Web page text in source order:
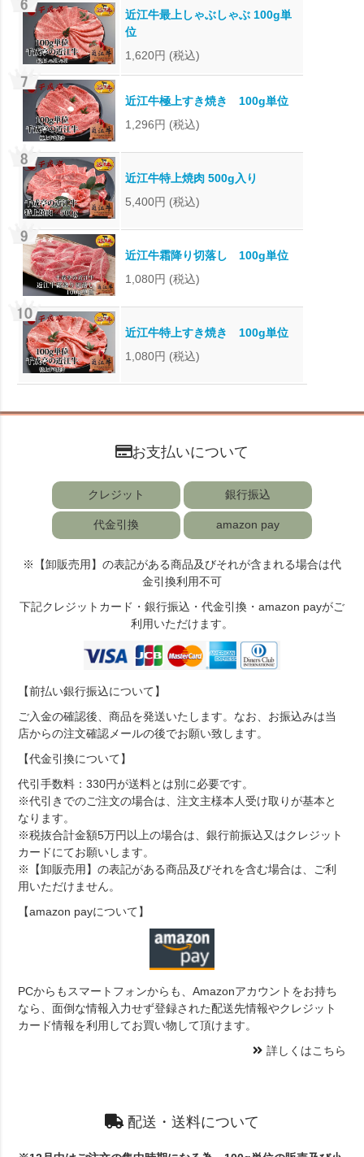
近江牛最上しゃぶしゃぶ 100g単
位
1,620円 (税込)
近江牛極上すき焼き 100g単位
1,296円 (税込)
近江牛特上焼肉 500g入り
5,400円 (税込)
近江牛霜降り切落し 100g単位
1,080円 (税込)
近江牛特上すき焼き 100g単位
1,080円 (税込)
お支払いについて
クレジット 銀行振込
代金引換 amazon pay
※【卸販売用】の表記がある商品及びそれが含まれる場合は代
金引換利用不可
下記クレジットカード・銀行振込・代金引換・amazon payがご
利用いただけます。
【前払い銀行振込について】
ご入金の確認後、商品を発送いたします。なお、お振込みは当
店からの注文確認メールの後でお願い致します。
【代金引換について】
代引手数料：330円が送料とは別に必要です。
※代引きでのご注文の場合は、注文主様本人受け取りが基本と
なります。
※税抜合計金額5万円以上の場合は、銀行前振込又はクレジット
カードにてお願いします。
※【卸販売用】の表記がある商品及びそれを含む場合は、ご利
用いただけません。
【amazon payについて】
PCからもスマートフォンからも、Amazonアカウントをお持ち
なら、面倒な情報入力せず登録された配送先情報やクレジット
カード情報を利用してお買い物して頂けます。
詳しくはこちら
配送・送料について